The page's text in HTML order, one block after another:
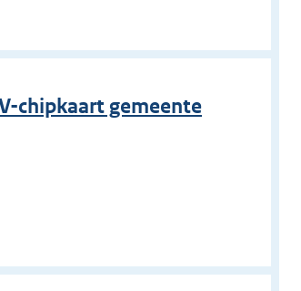
chipkaart gemeente